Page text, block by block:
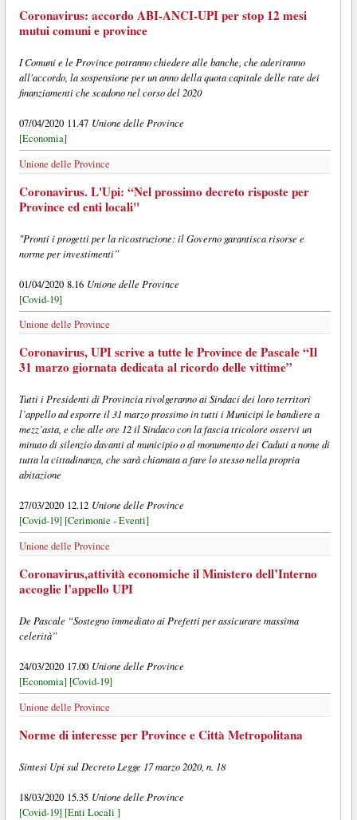
Coronavirus: accordo ABI-ANCI-UPI per stop 12 mesi
mutui comuni e province
I Comuni e le Province potranno chiedere alle banche, che aderiranno
all'accordo, la sospensione per un anno della quota capitale delle rate dei
finanziamenti che scadono nel corso del 2020
07/04/2020 11.47 Unione delle Province
[Economia]
Unione delle Province
Coronavirus. L'Upi: “Nel prossimo decreto risposte per
Province ed enti locali"
"Pronti i progetti per la ricostruzione: il Governo garantisca risorse e
norme per investimenti”
01/04/2020 8.16 Unione delle Province
[Covid-19]
Unione delle Province
Coronavirus, UPI scrive a tutte le Province de Pascale “Il
31 marzo giornata dedicata al ricordo delle vittime”
Tutti i Presidenti di Provincia rivolgeranno ai Sindaci dei loro territori
l’appello ad esporre il 31 marzo prossimo in tutti i Municipi le bandiere a
mezz’asta, e che alle ore 12 il Sindaco con la fascia tricolore osservi un
minuto di silenzio davanti al municipio o al monumento dei Caduti a nome di
tutta la cittadinanza, che sarà chiamata a fare lo stesso nella propria
abitazione
27/03/2020 12.12 Unione delle Province
[Covid-19] [Cerimonie - Eventi]
Unione delle Province
Coronavirus,attività economiche il Ministero dell’Interno
accoglie l’appello UPI
De Pascale “Sostegno immediato ai Prefetti per assicurare massima
celerità”
24/03/2020 17.00 Unione delle Province
[Economia] [Covid-19]
Unione delle Province
Norme di interesse per Province e Città Metropolitana
Sintesi Upi sul Decreto Legge 17 marzo 2020, n. 18
18/03/2020 15.35 Unione delle Province
[Covid-19] [Enti Locali ]